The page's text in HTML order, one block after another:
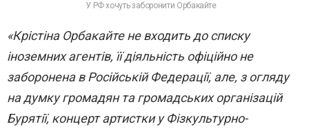
У РФ хочуть заборонити Орбакайте
«Крістіна Орбакайте не входить до списку
іноземних агентів, її діяльність офіційно не
заборонена в Російській Федерації, але, з огляду
на думку громадян та громадських організацій
Бурятії, концерт артистки у Фізкультурно-